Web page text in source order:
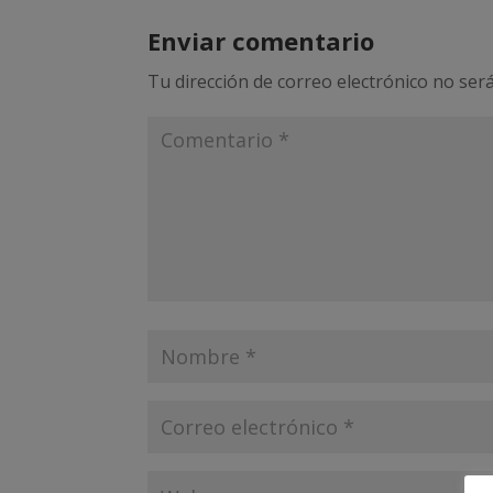
Enviar comentario
Tu dirección de correo electrónico no